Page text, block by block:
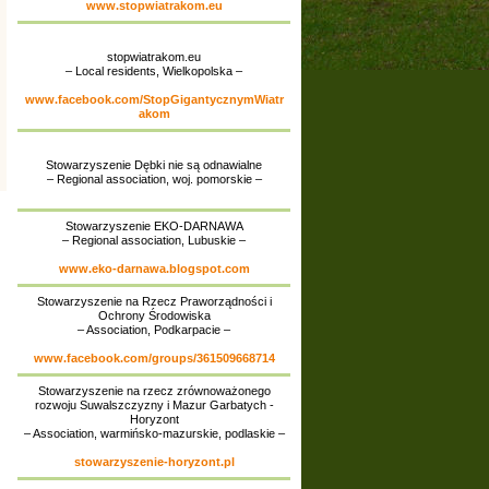
www.stopwiatrakom.eu
stopwiatrakom.eu
– Local residents, Wielkopolska –
www.facebook.com/StopGigantycznymWiatr
akom
Stowarzyszenie Dębki nie są odnawialne
– Regional association, woj. pomorskie –
Stowarzyszenie EKO-DARNAWA
– Regional association, Lubuskie –
www.eko-darnawa.blogspot.com
Stowarzyszenie na Rzecz Praworządności i
Ochrony Środowiska
– Association, Podkarpacie –
www.facebook.com/groups/361509668714
Stowarzyszenie na rzecz zrównoważonego
rozwoju Suwalszczyzny i Mazur Garbatych -
Horyzont
– Association, warmińsko-mazurskie, podlaskie –
stowarzyszenie-horyzont.pl